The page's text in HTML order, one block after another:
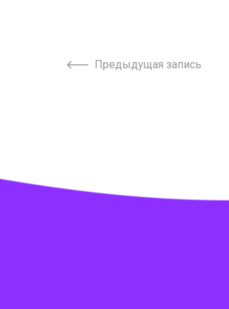
Предыдущая запись